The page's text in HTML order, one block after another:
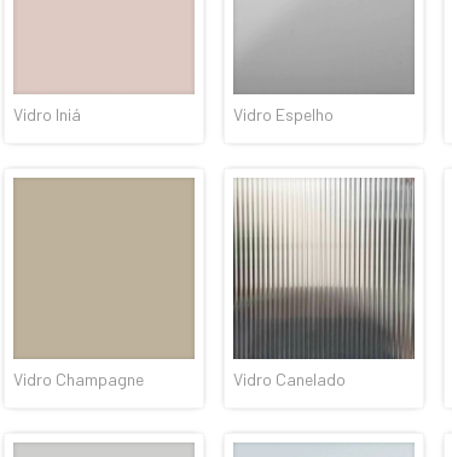
Vidro Iniá Vidro Espelho
Vidro Champagne Vidro Canelado